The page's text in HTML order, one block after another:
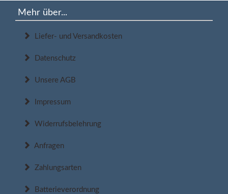
Mehr über...
Liefer- und Versandkosten
Datenschutz
Unsere AGB
Impressum
Widerrufsbelehrung
Anfragen
Zahlungsarten
Batterieverordnung